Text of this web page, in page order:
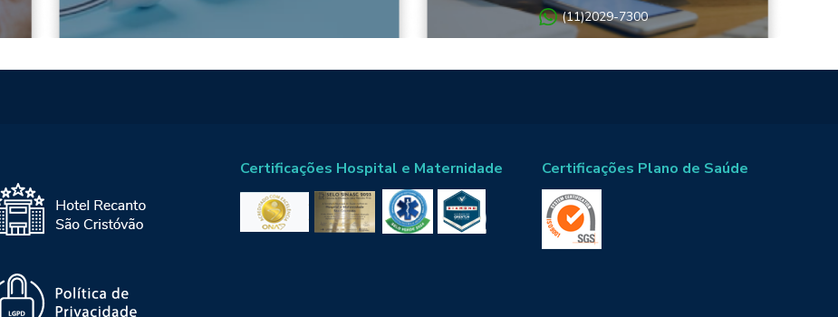
(11)2029-7300
Certificações Hospital e Maternidade Certificações Plano de Saúde